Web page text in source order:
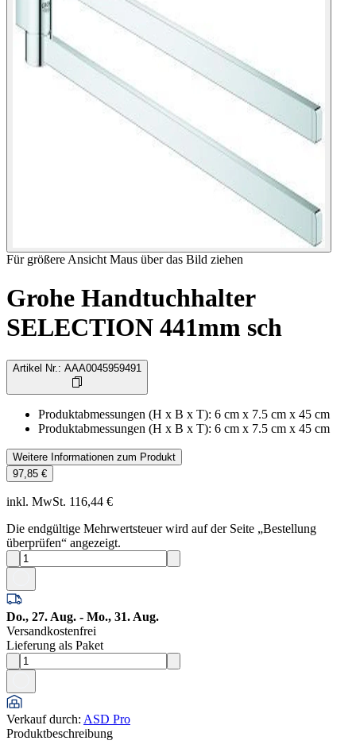
Für größere Ansicht Maus über das Bild ziehen
Grohe Handtuchhalter
SELECTION 441mm sch
Artikel Nr. : AAA0045959491
Produktabmessungen (H x B x T): 6 cm x 7.5 cm x 45 cm
Produktabmessungen (H x B x T): 6 cm x 7.5 cm x 45 cm
Weitere Informationen zum Produkt
97,85 €
inkl. MwSt. 116,44 €
Die endgültige Mehrwertsteuer wird auf der Seite „Bestellung
überprüfen“ angezeigt.
Do., 27. Aug. - Mo., 31. Aug.
Versandkostenfrei
Lieferung als Paket
Verkauf durch: ASD Pro
Produktbeschreibung